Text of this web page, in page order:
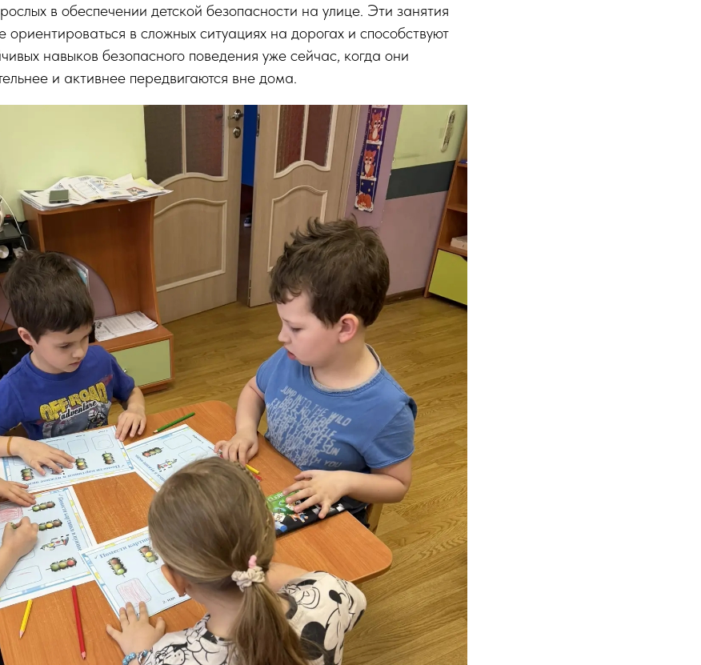
в обеспечении детской безопасности на улице. Эти занятия
ориентироваться в сложных ситуациях на дорогах и способствуют
навыков безопасного поведения уже сейчас, когда они
и активнее передвигаются вне дома.